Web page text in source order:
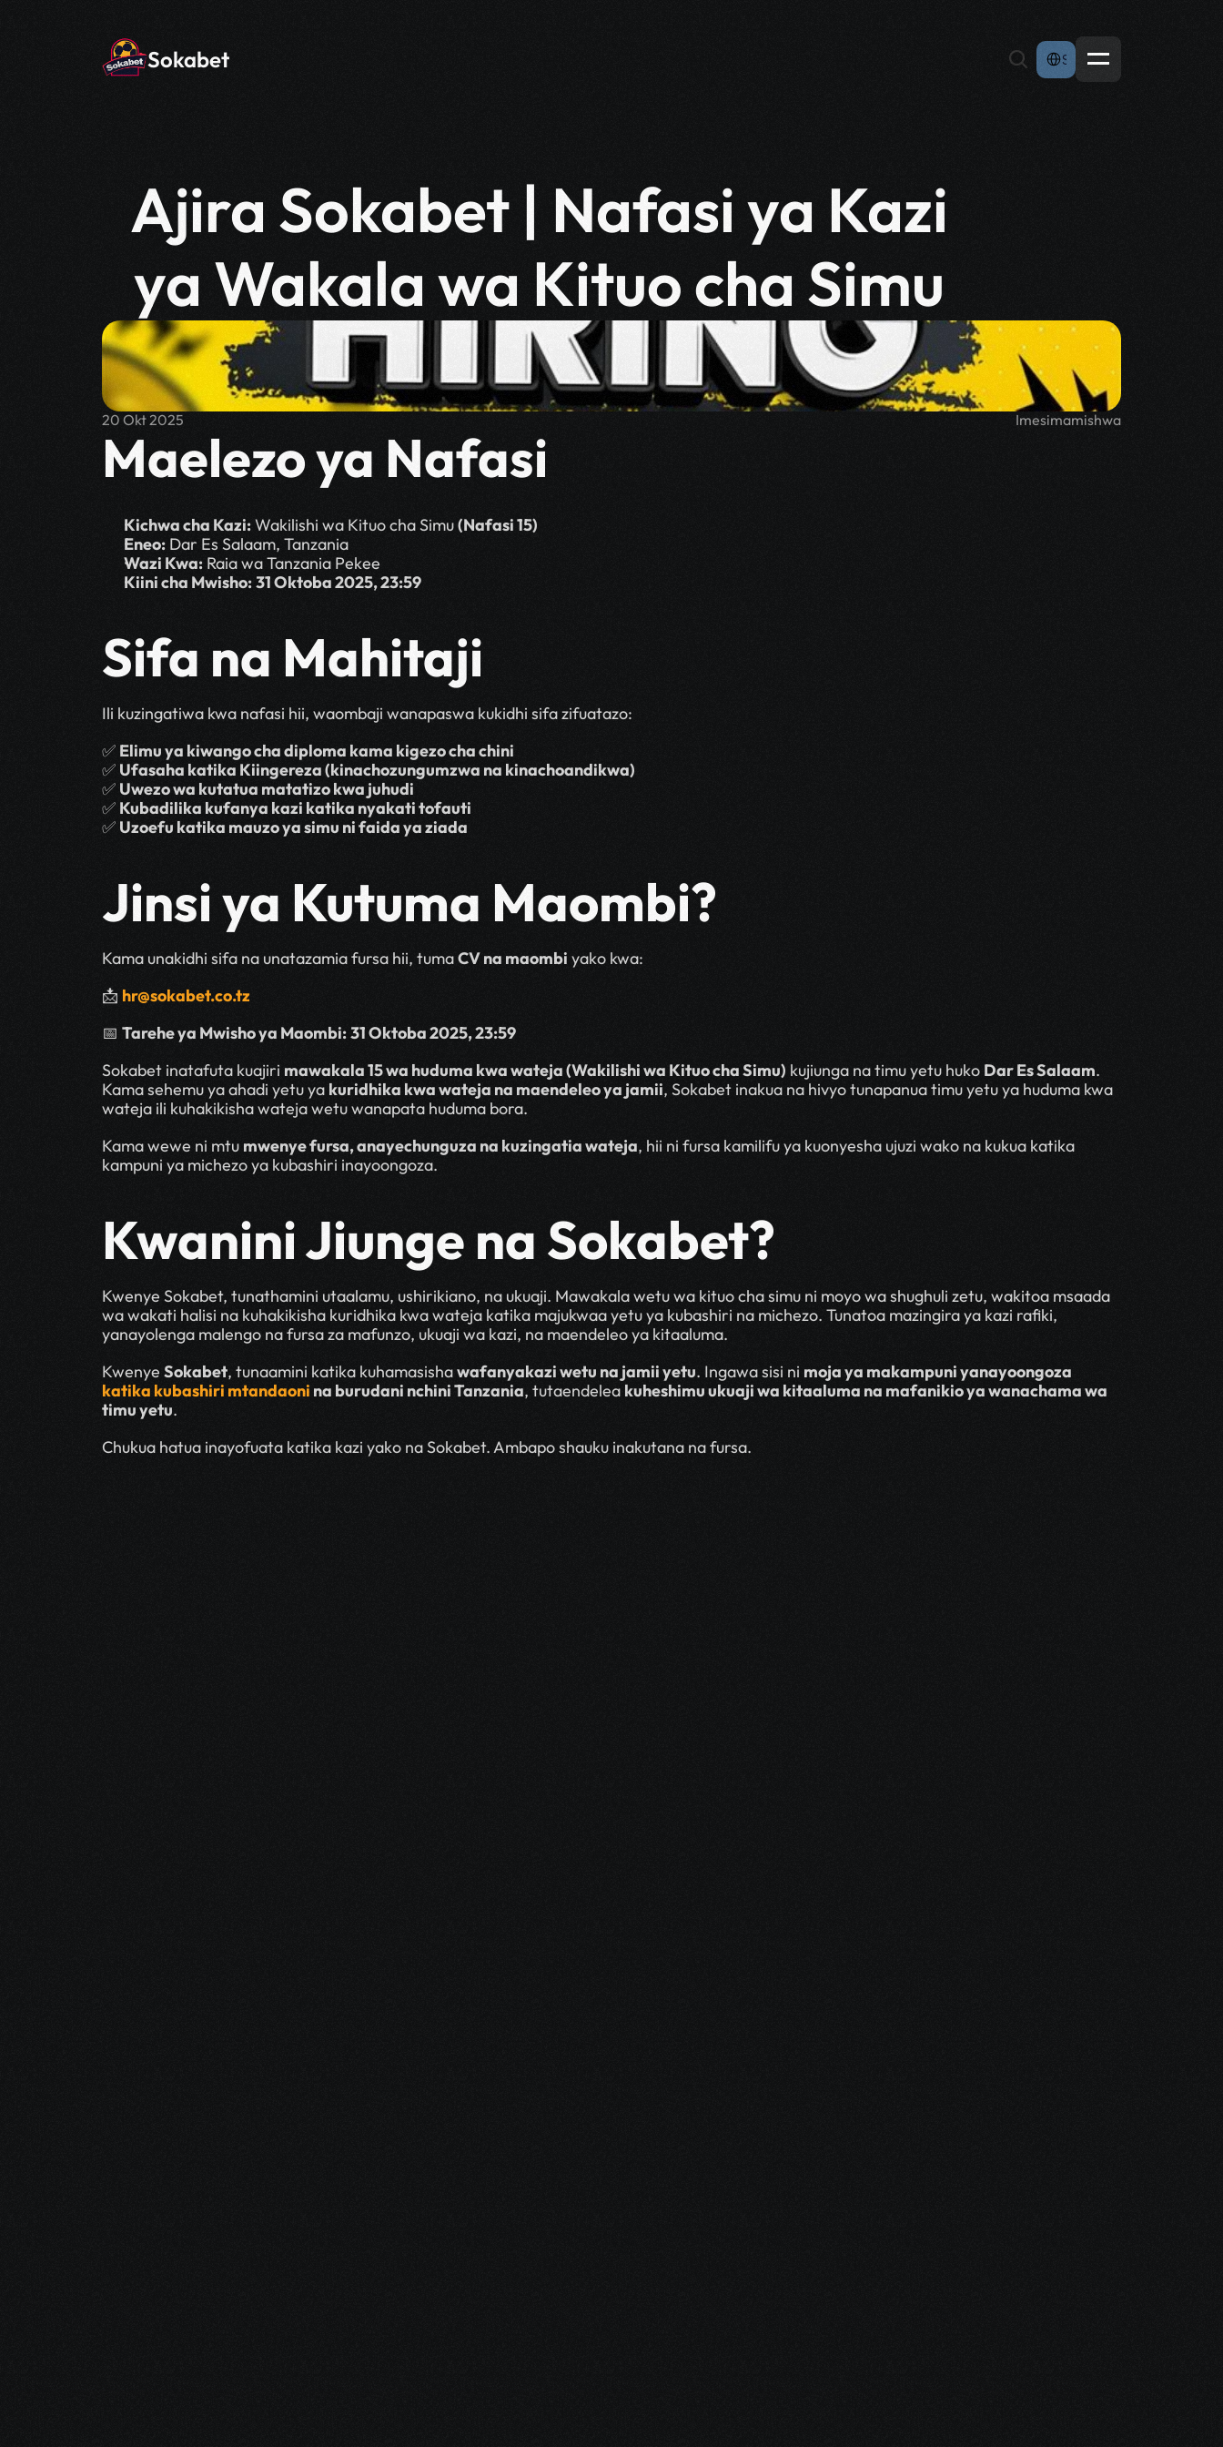
Sokabet Select Language
Ajira Sokabet | Nafasi ya Kazi
ya Wakala wa Kituo cha Simu
20 Okt 2025 Imesimamishwa
Maelezo ya Nafasi
Kichwa cha Kazi: Wakilishi wa Kituo cha Simu (Nafasi 15)
Eneo: Dar Es Salaam, Tanzania
Wazi Kwa: Raia wa Tanzania Pekee
Kiini cha Mwisho:31 Oktoba 2025, 23:59
Sifa na Mahitaji
Ili kuzingatiwa kwa nafasi hii, waombaji wanapaswa kukidhi sifa zifuatazo:
✅ Elimu ya kiwango cha diploma kama kigezo cha chini
✅ Ufasaha katika Kiingereza (kinachozungumzwa na kinachoandikwa)
✅ Uwezo wa kutatua matatizo kwa juhudi
✅ Kubadilika kufanya kazi katika nyakati tofauti
✅ Uzoefu katika mauzo ya simu ni faida ya ziada
Jinsi ya Kutuma Maombi?
Kama unakidhi sifa na unatazamia fursa hii, tuma CV na maombi yako kwa:
📩 hr@sokabet.co.tz
📅 Tarehe ya Mwisho ya Maombi:31 Oktoba 2025, 23:59
Sokabet inatafuta kuajiri mawakala 15 wa huduma kwa wateja (Wakilishi wa Kituo cha Simu) kujiunga na timu yetu huko Dar Es Salaam.
Kama sehemu ya ahadi yetu ya kuridhika kwa wateja na maendeleo ya jamii, Sokabet inakua na hivyo tunapanua timu yetu ya huduma kwa
wateja ili kuhakikisha wateja wetu wanapata huduma bora.
Kama wewe ni mtu mwenye fursa, anayechunguza na kuzingatia wateja, hii ni fursa kamilifu ya kuonyesha ujuzi wako na kukua katika
kampuni ya michezo ya kubashiri inayoongoza.
Kwanini Jiunge na Sokabet?
Kwenye Sokabet, tunathamini utaalamu, ushirikiano, na ukuaji. Mawakala wetu wa kituo cha simu ni moyo wa shughuli zetu, wakitoa msaada
wa wakati halisi na kuhakikisha kuridhika kwa wateja katika majukwaa yetu ya kubashiri na michezo. Tunatoa mazingira ya kazi rafiki,
yanayolenga malengo na fursa za mafunzo, ukuaji wa kazi, na maendeleo ya kitaaluma.
Kwenye Sokabet, tunaamini katika kuhamasisha wafanyakazi wetu na jamii yetu. Ingawa sisi ni
katika kubashiri mtandaoni na burudani nchini Tanzania, tutaendelea kuheshimu ukuaji wa kitaaluma na mafanikio ya wanachama wa
timu yetu.
Chukua hatua inayofuata katika kazi yako na Sokabet. Ambapo shauku inakutana na fursa.